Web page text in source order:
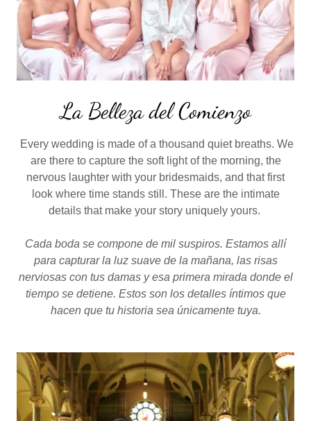
La Belleza del Comienzo
Every wedding is made of a thousand quiet breaths. We
are there to capture the soft light of the morning, the
nervous laughter with your bridesmaids, and that first
look where time stands still. These are the intimate
details that make your story uniquely yours.
Cada boda se compone de mil suspiros. Estamos allí
para capturar la luz suave de la mañana, las risas
nerviosas con tus damas y esa primera mirada donde el
tiempo se detiene. Estos son los detalles íntimos que
hacen que tu historia sea únicamente tuya.